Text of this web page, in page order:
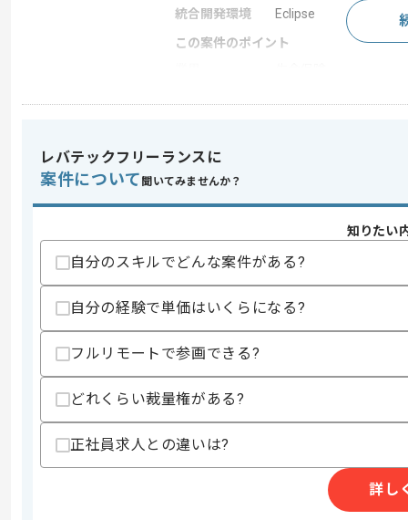
統合開発環境
Eclipse
この案件のポイント
・Java、Eclipseを用いた認証系システ
その他募集要項
募集人数
作業開始日
2024/10/01
リモートワーク：週2日～3日ほどリモ
レバテックフリーランスに
案件について 聞いてみませんか？
知りたい
自分のスキルでどんな案件がある?
自分の経験で単価はいくらになる?
フルリモートで参画できる?
どれくらい裁量権がある?
正社員求人との違いは?
詳し